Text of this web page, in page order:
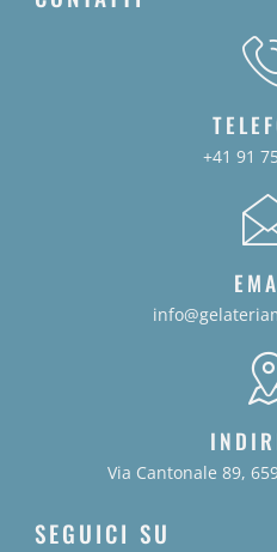
+41 91
Via Cantonale 89,
SEGUICI SU